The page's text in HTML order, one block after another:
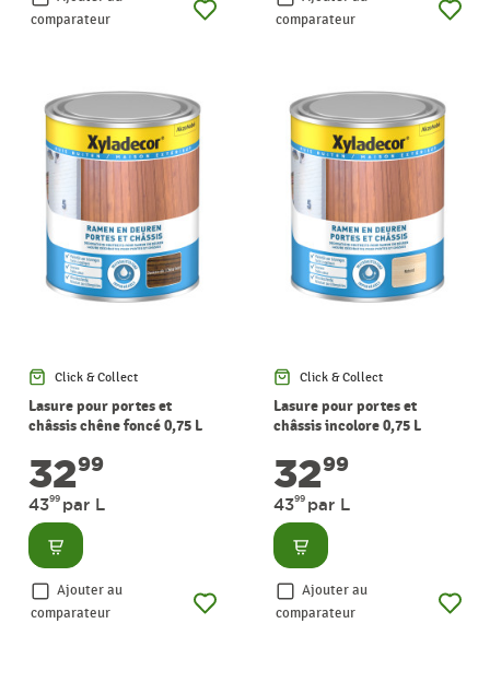
comparateur
comparateur
Click & Collect
Lasure pour portes et
châssis chêne foncé 0,75 L
3299
4399 par L
Consulter
Ajouter au
comparateur
Click & Collect
Lasure pour portes et
châssis incolore 0,75 L
3299
4399 par L
Consulter
Ajouter au
comparateur